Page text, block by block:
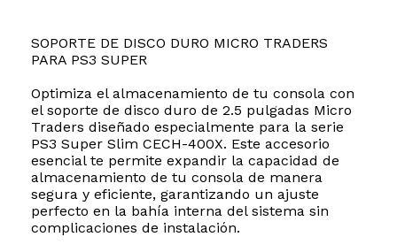
SOPORTE DE DISCO DURO MICRO TRADERS
PARA PS3 SUPER
Optimiza el almacenamiento de tu consola con
el soporte de disco duro de 2.5 pulgadas Micro
Traders diseñado especialmente para la serie
PS3 Super Slim CECH-400X. Este accesorio
esencial te permite expandir la capacidad de
almacenamiento de tu consola de manera
segura y eficiente, garantizando un ajuste
perfecto en la bahía interna del sistema sin
complicaciones de instalación.